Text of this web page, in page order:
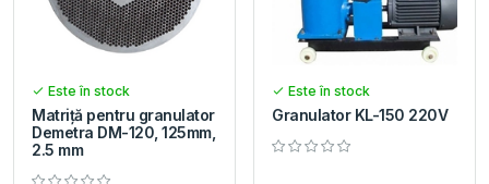
Este în stock
Matriță pentru granulator
Demetra DM-120, 125mm,
2.5 mm
Este în stock
Granulator KL-150 220V